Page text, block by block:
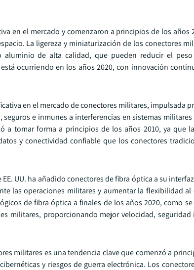
en el mercado y comenzaron a principios de los años
La ligereza y miniaturización de los conectores
aluminio de alta calidad, que pueden reducir el
ocurriendo en los años 2020, con innovación
en el mercado de conectores militares, impulsada
e inmunes a interferencias en sistemas
a tomar forma a principios de los años 2010, ya que
y conectividad confiable que los conectores
UU. ha añadido conectores de fibra óptica a su
las operaciones militares y aumentar la flexibilidad al
de fibra óptica a finales de los años 2020, como
militares, proporcionando mejor velocidad,
militares es una tendencia clave que comenzó a
y riesgos de guerra electrónica. Los